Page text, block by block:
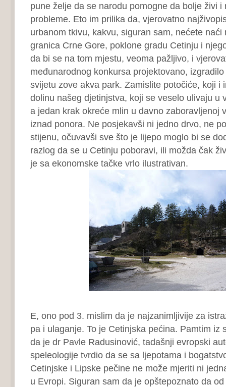
pune želje da se narodu pomogne da bolje živi i
probleme. Eto im prilika da, vjerovatno
urbanom tkivu, kakvu, siguran sam, nećete naći
granica Crne Gore, poklone gradu Cetinju i
da bi se na tom mjestu, veoma pažljivo, i
međunarodnog konkursa projektovano,
svijetu zove akva park. Zamislite potočiće, koji i
dolinu našeg djetinjstva, koji se veselo ulivaju u
a jedan krak okreće mlin u davno zaboravljenoj
iznad ponora. Ne posjekavši ni jedno drvo, ne
stijenu, očuvavši sve što je lijepo moglo bi se
razlog da se u Cetinju poboravi, ili možda čak
je sa ekonomske tačke vrlo ilustrativan.
E, ono pod 3. mislim da je najzanimljivije za
pa i ulaganje. To je Cetinjska pećina. Pamtim iz
da je dr Pavle Radusinović, tadašnji evropski
speleologije tvrdio da se sa ljepotama i
Cetinjske i Lipske pečine ne može mjeriti ni
u Evropi. Siguran sam da je opštepoznato da